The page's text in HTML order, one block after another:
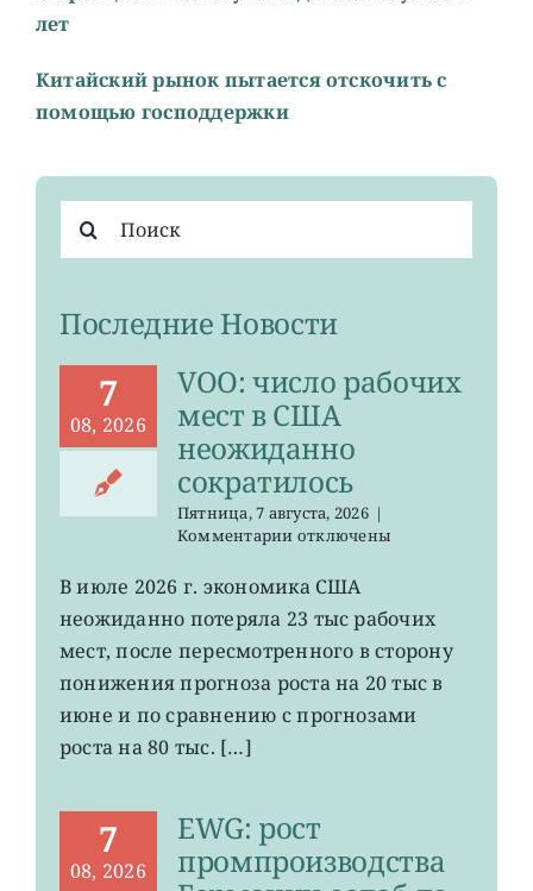
лет
Китайский рынок пытается отскочить с
помощью господдержки
поиска:
Последние Новости
7
08, 2026
VOO: число рабочих
мест в США
неожиданно
сократилось
Пятница, 7 августа, 2026 |
Комментариик
VOO:
рабочих
мест
США
неожиданно
отключены
В июле 2026 г. экономика США
неожиданно потеряла 23 тыс рабочих
мест, после пересмотренного в сторону
понижения прогноза роста на 20 тыс в
июне и по сравнению с прогнозами
роста на 80 тыс. […]
7
08, 2026
EWG: рост
промпроизводства